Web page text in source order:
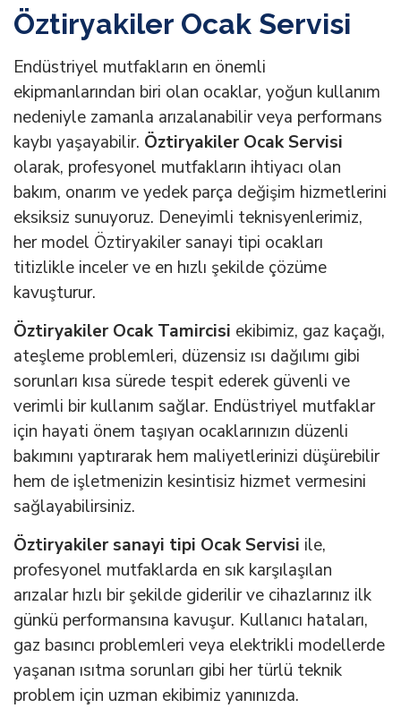
Öztiryakiler Ocak Servisi
Endüstriyel mutfakların en önemli
ekipmanlarından biri olan ocaklar, yoğun kullanım
nedeniyle zamanla arızalanabilir veya performans
kaybı yaşayabilir. Öztiryakiler Ocak Servisi
olarak, profesyonel mutfakların ihtiyacı olan
bakım, onarım ve yedek parça değişim hizmetlerini
eksiksiz sunuyoruz. Deneyimli teknisyenlerimiz,
her model Öztiryakiler sanayi tipi ocakları
titizlikle inceler ve en hızlı şekilde çözüme
kavuşturur.
Öztiryakiler Ocak Tamircisi ekibimiz, gaz kaçağı,
ateşleme problemleri, düzensiz ısı dağılımı gibi
sorunları kısa sürede tespit ederek güvenli ve
verimli bir kullanım sağlar. Endüstriyel mutfaklar
için hayati önem taşıyan ocaklarınızın düzenli
bakımını yaptırarak hem maliyetlerinizi düşürebilir
hem de işletmenizin kesintisiz hizmet vermesini
sağlayabilirsiniz.
Öztiryakiler sanayi tipi Ocak Servisi ile,
profesyonel mutfaklarda en sık karşılaşılan
arızalar hızlı bir şekilde giderilir ve cihazlarınız ilk
günkü performansına kavuşur. Kullanıcı hataları,
gaz basıncı problemleri veya elektrikli modellerde
yaşanan ısıtma sorunları gibi her türlü teknik
problem için uzman ekibimiz yanınızda.